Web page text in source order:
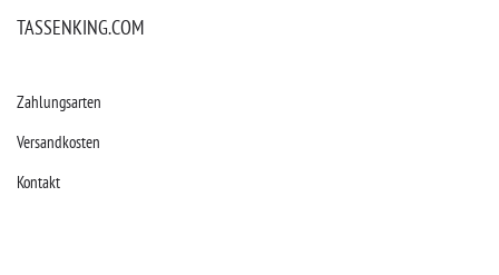
TASSENKING.COM
Zahlungsarten
Versandkosten
Kontakt